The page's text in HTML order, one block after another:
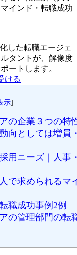
インド・転職成功
した転職エージェ
タントが、解像度
ートします。
ける
示]
の企業３つの特
向としては増員
用ニーズ｜人事
で求められるマ
職成功事例2例
の管理部門の転